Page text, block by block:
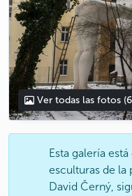
Ver todas las fotos
Esta galería
esculturas de la
David Černý,